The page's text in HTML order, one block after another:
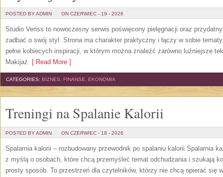
POSTED BY ADMIN ON CZERWIEC - 19 - 2026
Studio Veriss to nowoczesny serwis poświęcony pielęgnacji oraz
zadbać o swój styl. Strona ma charakter praktyczny i łączy w sobie
pełne kobiecych inspiracji, w którym można znaleźć zarówno luźniejsze
Makijaż [ Read More ]
CATEGORIES: BIZNES, FINANSE, EKONOMIA
Treningi na Spalanie Kalorii
POSTED BY ADMIN ON CZERWIEC - 18 - 2026
Spalarnia kalorii – rozbudowany przewodnik po spalaniu kalorii Spalarnia
z myślą o osobach, które chcą przemyśleć temat odchudzania i szukają
prosty sposób. To przestrzeń dla czytelników, którzy nie chcą opierać się